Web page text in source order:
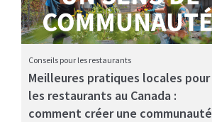
La conception d'une structure de département
marketing efficace ...
Conseils pour les restaurants
Meilleures pratiques locales pour
les restaurants au Canada :
comment créer une communauté